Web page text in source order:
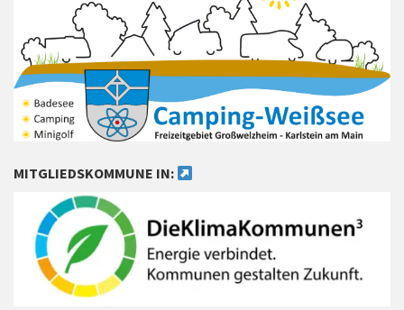
MITGLIEDSKOMMUNE IN: